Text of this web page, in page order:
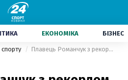
ЕКОНОМІКА БІЗНЕС
спорту Плавець Романчук з рекордом України став призером змагань у Будапешті